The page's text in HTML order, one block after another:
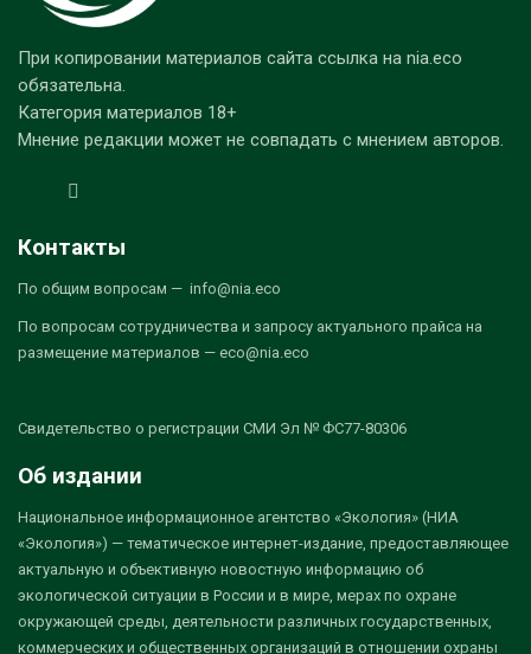
При копировании материалов сайта ссылка на nia.eco
обязательна.
Категория материалов 18+
Мнение редакции может не совпадать с мнением авторов.
Контакты
По общим вопросам — info@nia.eco
По вопросам сотрудничества и запросу актуального прайса на
размещение материалов — eco@nia.eco
Свидетельство о регистрации СМИ Эл № ФС77-80306
Об издании
Национальное информационное агентство «Экология» (НИА
«Экология») — тематическое интернет-издание, предоставляющее
актуальную и объективную новостную информацию об
экологической ситуации в России и в мире, мерах по охране
окружающей среды, деятельности различных государственных,
коммерческих и общественных организаций в отношении охраны